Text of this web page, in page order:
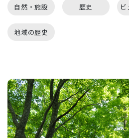
自然・施設 歴史
地域の歴史